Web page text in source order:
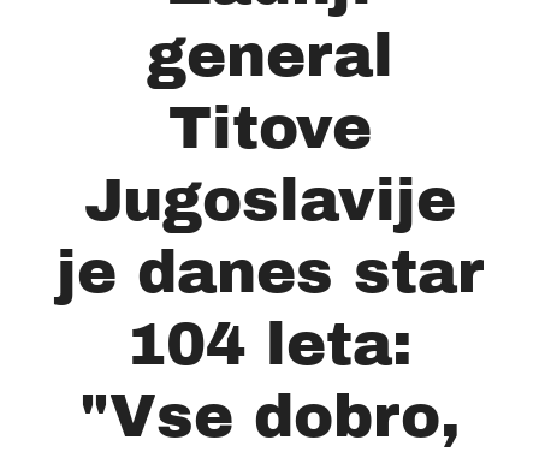
general
Titove
Jugoslavije
je danes star
104 leta:
"Vse dobro,